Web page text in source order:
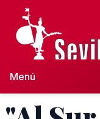
Menú